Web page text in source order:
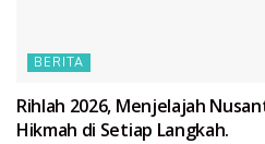
BERITA
Rihlah 2026, Menjelajah
Hikmah di Setiap Langkah.